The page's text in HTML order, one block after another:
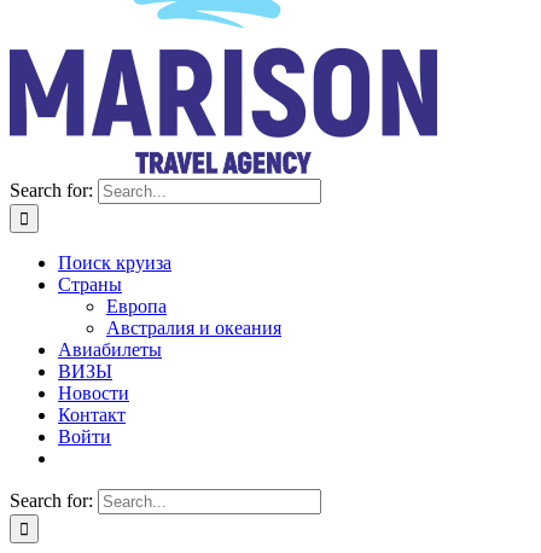
Search for:
Поиск круиза
Страны
Европа
Австралия и океания
Авиабилеты
ВИЗЫ
Новости
Контакт
Войти
Search for: